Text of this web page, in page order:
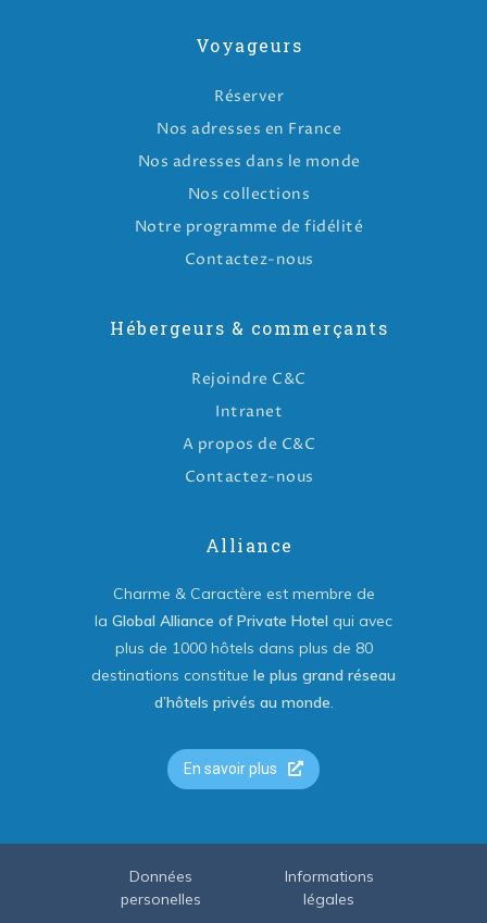
Voyageurs
Réserver
Nos adresses en France
Nos adresses dans le monde
Nos collections
Notre programme de fidélité
Contactez-nous
Hébergeurs & commerçants
Rejoindre C&C
Intranet
A propos de C&C
Contactez-nous
Alliance
Charme & Caractère est membre de
la Global Alliance of Private Hotel qui avec
plus de 1000 hôtels dans plus de 80
destinations constitue le plus grand réseau
d’hôtels privés au monde.
En savoir plus
Données
personelles
Informations
légales